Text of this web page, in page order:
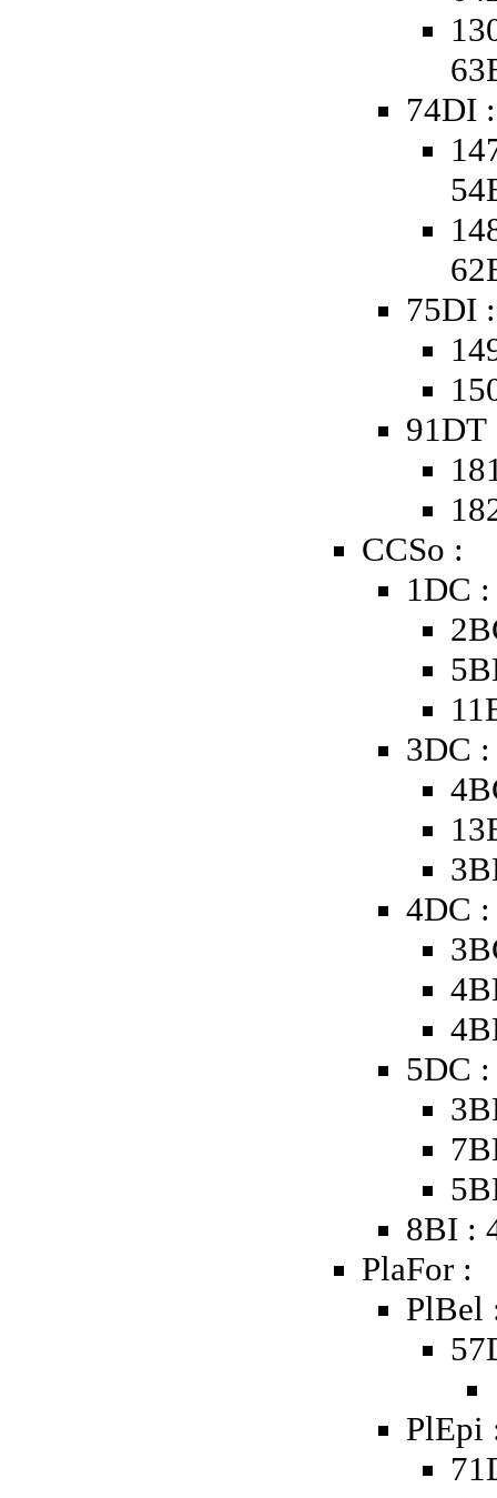
74DI :
75DI :
91DT
CCSo :
1DC :
3DC :
4DC :
5DC :
8BI :
PlaFor :
PlBel
PlEpi